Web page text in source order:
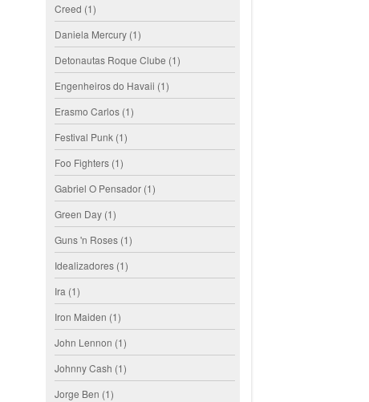
Creed (1)
Daniela Mercury (1)
Detonautas Roque Clube (1)
Engenheiros do Havaii (1)
Erasmo Carlos (1)
Festival Punk (1)
Foo Fighters (1)
Gabriel O Pensador (1)
Green Day (1)
Guns 'n Roses (1)
Idealizadores (1)
Ira (1)
Iron Maiden (1)
John Lennon (1)
Johnny Cash (1)
Jorge Ben (1)